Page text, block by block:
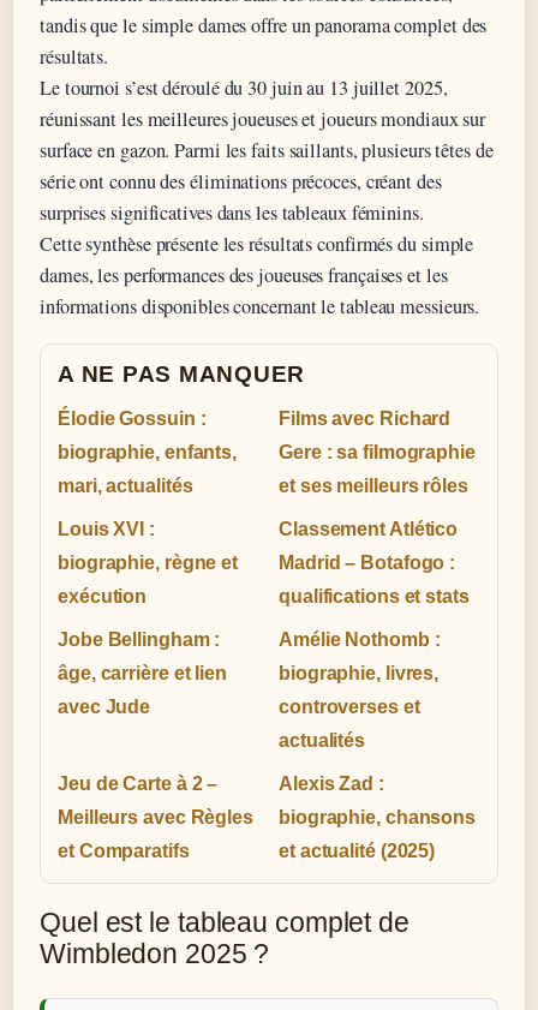
tandis que le simple dames offre un panorama complet des
résultats.
Le tournoi s’est déroulé du 30 juin au 13 juillet 2025,
réunissant les meilleures joueuses et joueurs mondiaux sur
surface en gazon. Parmi les faits saillants, plusieurs têtes de
série ont connu des éliminations précoces, créant des
surprises significatives dans les tableaux féminins.
Cette synthèse présente les résultats confirmés du simple
dames, les performances des joueuses françaises et les
informations disponibles concernant le tableau messieurs.
A NE PAS MANQUER
Élodie Gossuin :
biographie, enfants,
mari, actualités
Films avec Richard
Gere : sa filmographie
et ses meilleurs rôles
Louis XVI :
biographie, règne et
exécution
Classement Atlético
Madrid – Botafogo :
qualifications et stats
Jobe Bellingham :
âge, carrière et lien
avec Jude
Amélie Nothomb :
biographie, livres,
controverses et
actualités
Jeu de Carte à 2 –
Meilleurs avec Règles
et Comparatifs
Alexis Zad :
biographie, chansons
et actualité (2025)
Quel est le tableau complet de
Wimbledon 2025 ?